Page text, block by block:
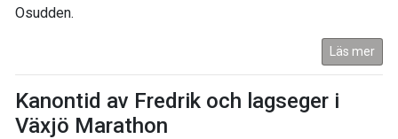
Osudden.
Läs mer
Kanontid av Fredrik och lagseger i
Växjö Marathon